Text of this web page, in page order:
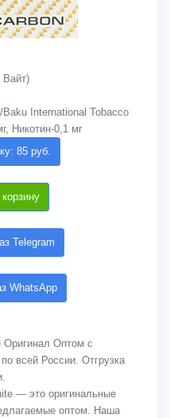
International Tobacco
Никотин-0,1 мг
85 руб.
Telegram
WhatsApp
Оригинал Оптом с
всей России. Отгрузка
— это оригинальные
оптом. Наша